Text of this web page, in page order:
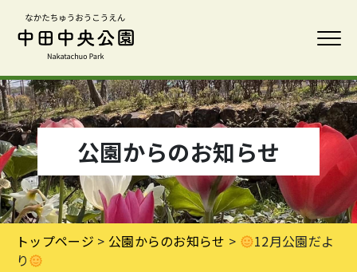
公園からのお知らせ
トップページ > 公園からのお知らせ >
12月公園だよ
り